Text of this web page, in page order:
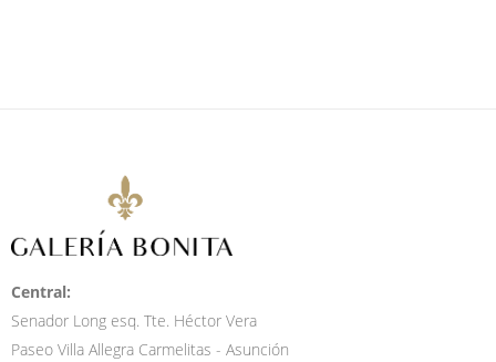
Central:
Senador Long esq. Tte. Héctor Vera
Paseo Villa Allegra Carmelitas - Asunción